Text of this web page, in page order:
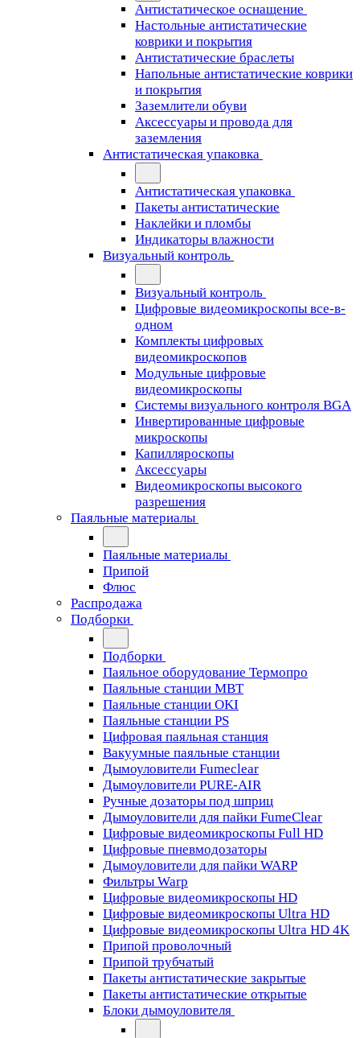
Антистатическое оснащение
Настольные антистатические
коврики и покрытия
Антистатические браслеты
Напольные антистатические коврики
и покрытия
Заземлители обуви
Аксессуары и провода для
заземления
Антистатическая упаковка
Антистатическая упаковка
Пакеты антистатические
Наклейки и пломбы
Индикаторы влажности
Визуальный контроль
Визуальный контроль
Цифровые видеомикроскопы все-в-
одном
Комплекты цифровых
видеомикроскопов
Модульные цифровые
видеомикроскопы
Cистемы визуального контроля BGA
Инвертированные цифровые
микроскопы
Капилляроскопы
Аксессуары
Видеомикроскопы высокого
разрешения
Паяльные материалы
Паяльные материалы
Припой
Флюс
Распродажа
Подборки
Подборки
Паяльное оборудование Термопро
Паяльные станции MBT
Паяльные станции OKI
Паяльные станции PS
Цифровая паяльная станция
Вакуумные паяльные станции
Дымоуловители Fumeclear
Дымоуловители PURE-AIR
Ручные дозаторы под шприц
Дымоуловители для пайки FumeClear
Цифровые видеомикроскопы Full HD
Цифровые пневмодозаторы
Дымоуловители для пайки WARP
Фильтры Warp
Цифровые видеомикроскопы HD
Цифровые видеомикроскопы Ultra HD
Цифровые видеомикроскопы Ultra HD 4K
Припой проволочный
Припой трубчатый
Пакеты антистатические закрытые
Пакеты антистатические открытые
Блоки дымоуловителя